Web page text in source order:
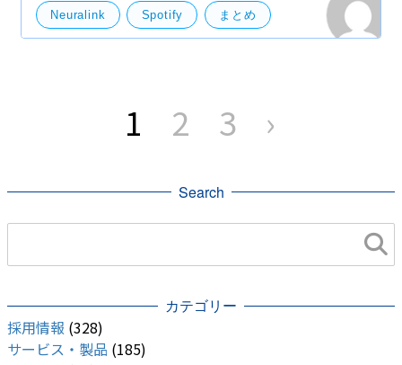
Neuralink Spotify まとめ
機械学習・ディープラーニング Andoroid
り
1 2 3 ›
Search
カテゴリー
採用情報 (328)
サービス・製品 (185)